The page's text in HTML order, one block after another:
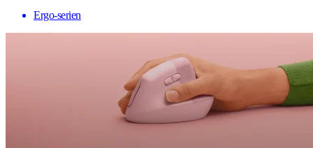
Ergo-serien